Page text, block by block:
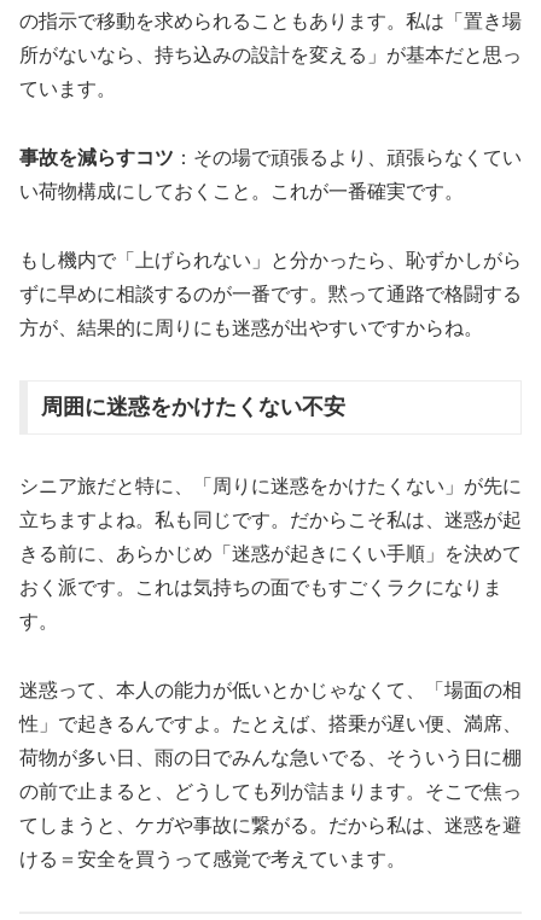
の指示で移動を求められることもあります。私は「置き場
所がないなら、持ち込みの設計を変える」が基本だと思っ
ています。
事故を減らすコツ ：その場で頑張るより、頑張らなくてい
い荷物構成にしておくこと。これが一番確実です。
もし機内で「上げられない」と分かったら、恥ずかしがら
ずに早めに相談するのが一番です。黙って通路で格闘する
方が、結果的に周りにも迷惑が出やすいですからね。
周囲に迷惑をかけたくない不安
シニア旅だと特に、「周りに迷惑をかけたくない」が先に
立ちますよね。私も同じです。だからこそ私は、迷惑が起
きる前に、あらかじめ「迷惑が起きにくい手順」を決めて
おく派です。これは気持ちの面でもすごくラクになりま
す。
迷惑って、本人の能力が低いとかじゃなくて、「場面の相
性」で起きるんですよ。たとえば、搭乗が遅い便、満席、
荷物が多い日、雨の日でみんな急いでる、そういう日に棚
の前で止まると、どうしても列が詰まります。そこで焦っ
てしまうと、ケガや事故に繋がる。だから私は、迷惑を避
ける＝安全を買うって感覚で考えています。